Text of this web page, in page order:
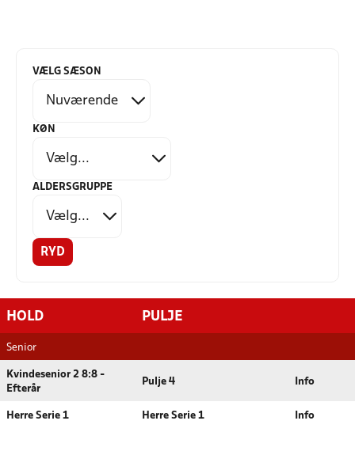
VÆLG SÆSON
KØN
ALDERSGRUPPE
RYD
HOLD PULJE
Senior
Kvindesenior 2 8:8 -
Efterår
Pulje 4 Info
Herre Serie 1 Herre Serie 1 Info